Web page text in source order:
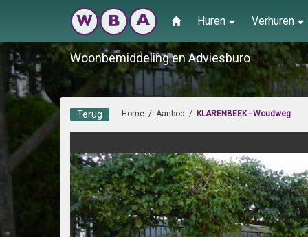
Huren Verhuren
Woonbemiddeling en Adviesburo
Home / Aanbod / KLARENBEEK - Woudweg
Terug